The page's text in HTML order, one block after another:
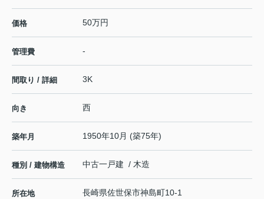
価格 50万円
管理費 -
間取り / 詳細 3K
向き 西
築年月 1950年10月 (築75年)
種別 / 建物構造 中古一戸建 / 木造
所在地 長崎県佐世保市神島町10-1